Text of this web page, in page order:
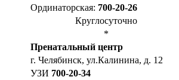
Ординаторская: 700-20-26
Круглосуточно
*
Пренатальный центр
г. Челябинск, ул.Калинина, д. 12
УЗИ 700-20-34